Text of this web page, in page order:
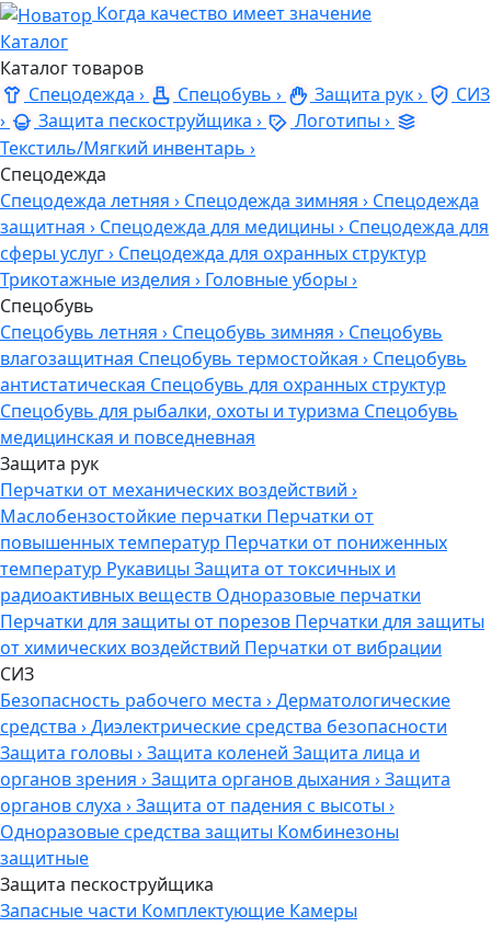
Когда качество имеет значение
Каталог
Каталог товаров
Спецодежда › Спецобувь › Защита рук›
СИЗ
›
Защита пескоструйщика › Логотипы ›
Текстиль/Мягкий инвентарь ›
Спецодежда
Спецодежда летняя › Спецодежда зимняя › Спецодежда
защитная › Спецодежда для медицины › Спецодежда для
сферы услуг› Спецодежда для охранных структур
Трикотажные изделия › Головные уборы ›
Спецобувь
Спецобувь летняя › Спецобувь зимняя › Спецобувь
влагозащитная Спецобувь термостойкая › Спецобувь
антистатическая Спецобувь для охранных структур
Спецобувь для рыбалки, охоты и туризма Спецобувь
медицинская и повседневная
Защита рук
Перчатки от механических воздействий ›
Маслобензостойкие перчатки Перчатки от
повышенных температур Перчатки от пониженных
температур Рукавицы Защита от токсичных и
радиоактивных веществ Одноразовые перчатки
Перчатки для защиты от порезов Перчатки для защиты
от химических воздействий Перчатки от вибрации
СИЗ
Безопасность рабочего места ›Дерматологические
средства ›Диэлектрические средства безопасности
Защита головы ›Защита коленей Защита лица и
органов зрения ›Защита органов дыхания ›Защита
органов слуха ›Защита от падения с высоты ›
Одноразовые средства защиты Комбинезоны
защитные
Защита пескоструйщика
Запасные части Комплектующие Камеры